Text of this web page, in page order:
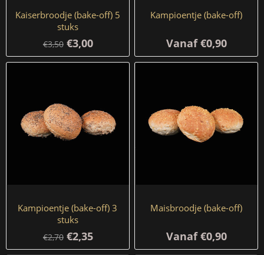
Kaiserbroodje (bake-off) 5
stuks
€3,50 €3,00
Kampioentje (bake-off)
Vanaf €0,90
Kampioentje (bake-off) 3
stuks
€2,70 €2,35
Maisbroodje (bake-off)
Vanaf €0,90